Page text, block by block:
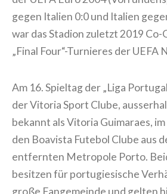
gegen Italien 0:0 und Italien
war das Stadion zuletzt 2019 Co-
„Final Four“-Turnieres der UEFA
Am 16. Spieltag der „Liga
der Vitoria Sport Clube,
bekannt als Vitoria Guimaraes,
den Boavista Futebol Clube aus
entfernten Metropole Porto.
besitzen für portugiesische
große Fangemeinde und gelten